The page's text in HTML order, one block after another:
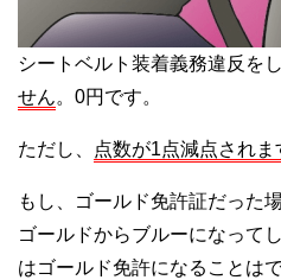
シートベルト装着義務違反をし
せん。0円です。
ただし、 点数が1点減点されま
もし、ゴールド免許証だった
ゴールドからブルーになって
はゴールド免許になることは